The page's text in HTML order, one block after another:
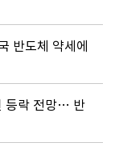
반도체 약세에
등락 전망… 반